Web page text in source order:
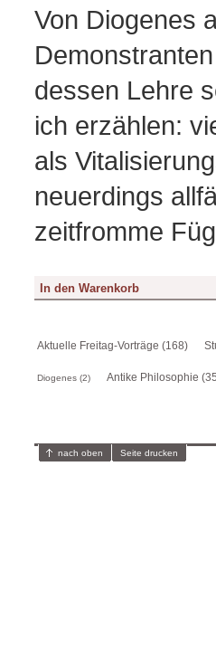
Von Diogenes
dessen Lehre
ich erzählen:
als
neuerdings
zeitfromme
Aktuelle Freitag-Vorträge (168)
Diogenes (2) Antike Philosophie
nach oben Seite drucken